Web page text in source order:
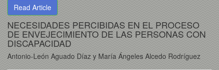
Read Article
NECESIDADES PERCIBIDAS EN EL PROCESO
DE ENVEJECIMIENTO DE LAS PERSONAS CON
DISCAPACIDAD
Antonio-León Aguado Díaz y María Ángeles Alcedo Rodríguez